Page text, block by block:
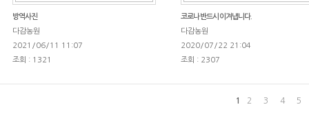
방역사진
다감농원
2021/06/11 11:07
조회 : 1321
코로나 반드시 이겨냅니다.
다감농원
2020/07/22 21:04
조회 : 2307
1 2 3 4 5